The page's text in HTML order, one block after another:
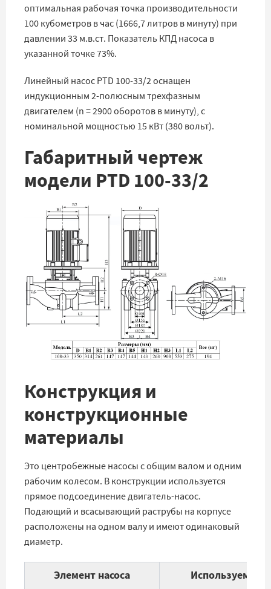
оптимальная рабочая точка производительности
100 кубометров в час (1666,7 литров в минуту) при
давлении 33 м.в.ст. Показатель КПД насоса в
указанной точке 73%.
Линейный насос PTD 100-33/2 оснащен
индукционным 2-полюсным трехфазным
двигателем (n = 2900 оборотов в минуту), с
номинальной мощностью 15 кВт (380 вольт).
Габаритный чертеж
модели PTD 100-33/2
Конструкция и
конструкционные
материалы
Это центробежные насосы с общим валом и одним
рабочим колесом. В конструкции используется
прямое подсоединение двигатель-насос.
Подающий и всасывающий раструбы на корпусе
расположены на одном валу и имеют одинаковый
диаметр.
Элемент насоса
Используемые